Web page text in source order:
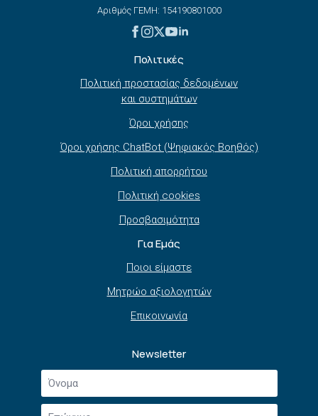
Αριθμός ΓΕΜΗ: 154190801000
Πολιτικές
Πολιτική προστασίας δεδομένων
και συστημάτων
Όροι χρήσης
Όροι χρήσης ChatBot (Ψηφιακός Βοηθός)
Πολιτική απορρήτου
Πολιτική cookies
Προσβασιμότητα
Για Εμάς
Ποιοι είμαστε
Μητρώο αξιολογητών
Επικοινωνία
Newsletter
Όνομα
Επώνυμο